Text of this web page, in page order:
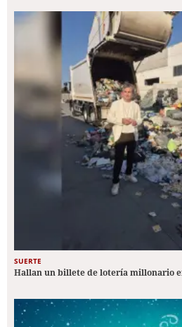
SUERTE
Hallan un billete de lotería millonario